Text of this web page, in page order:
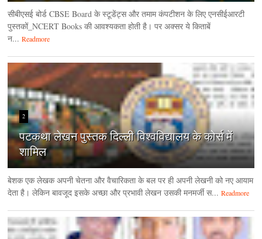
सीबीएसई बोर्ड CBSE Board के स्टूडेंट्स और तमाम कंपटीशन के लिए एनसीईआरटी
पुस्तकों_NCERT Books की आवश्यकता होती है। पर अक्सर ये किताबें
न... Readmore
2
पटकथा लेखन पुस्तक दिल्ली विश्वविद्यालय के कोर्स में
शामिल
बेशक एक लेखक अपनी चेतना और वैचारिकता के बल पर ही अपनी लेखनी को नए आयाम
देता है। लेकिन बावजूद इसके अच्छा और प्रभावी लेखन उसकी मनमर्जी स... Readmore